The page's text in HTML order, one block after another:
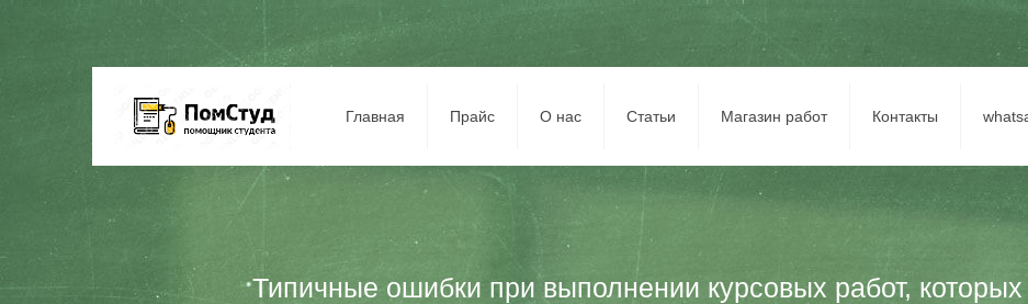
Главная Прайс О нас Статьи Магазин работ Контакты
Типичные ошибки при выполнении курсовых работ, которых